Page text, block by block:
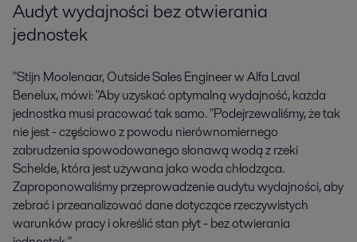
Audyt wydajności bez otwierania
jednostek
"Stijn Moolenaar, Outside Sales Engineer w Alfa Laval
Benelux, mówi: "Aby uzyskać optymalną wydajność, każda
jednostka musi pracować tak samo. "Podejrzewaliśmy, że tak
nie jest - częściowo z powodu nierównomiernego
zabrudzenia spowodowanego słonawą wodą z rzeki
Schelde, która jest używana jako woda chłodząca.
Zaproponowaliśmy przeprowadzenie audytu wydajności, aby
zebrać i przeanalizować dane dotyczące rzeczywistych
warunków pracy i określić stan płyt - bez otwierania